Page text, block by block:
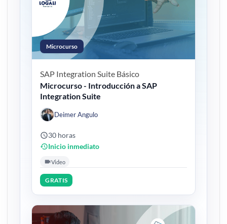
Microcurso
SAP Integration Suite Básico
Microcurso - Introducción a SAP
Integration Suite
Deimer Angulo
30 horas
Inicio inmediato
Video
GRATIS